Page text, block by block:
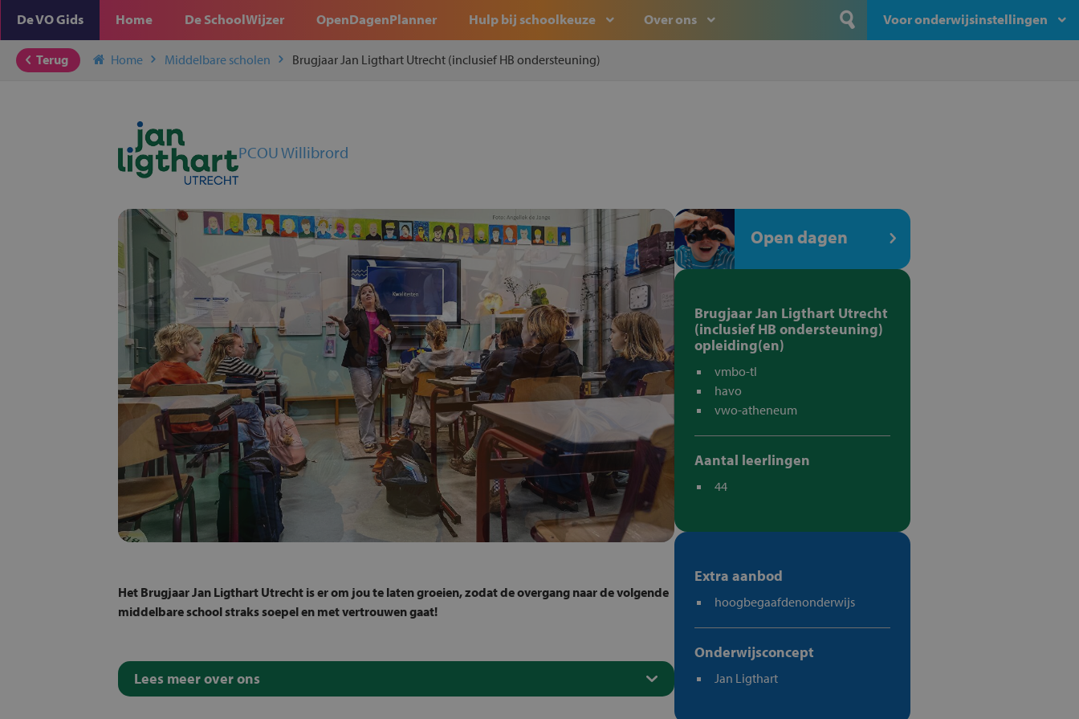
De VO Gids Home De SchoolWijzer OpenDagenPlanner Hulp bij schoolkeuze Over ons Voor onderwijsinstellingen
Terug Home Middelbare scholen Brugjaar Jan Ligthart Utrecht (inclusief HB ondersteuning)
PCOU Willibrord
Het Brugjaar Jan Ligthart Utrecht is er om jou te laten groeien, zodat de overgang naar de volgende
middelbare school straks soepel en met vertrouwen gaat!
Lees meer over ons
Open dagen
Brugjaar Jan Ligthart Utrecht
(inclusief HB ondersteuning)
opleiding(en)
vmbo-tl
havo
vwo-atheneum
Aantal leerlingen
44
Extra aanbod
hoogbegaafdenonderwijs
Onderwijsconcept
Jan Ligthart